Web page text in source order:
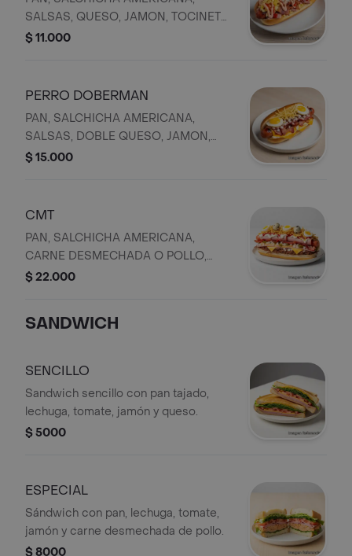
SALSAS, QUESO, JAMON, TOCINETA,
CEBOLLA, HUEVO DE CODORNIZ,
$ 11.000
PERRO DOBERMAN
PAN, SALCHICHA AMERICANA,
SALSAS, DOBLE QUESO, JAMON,
CEBOLLA, DOBLE TOCINETA, DOS
$ 15.000
CMT
PAN, SALCHICHA AMERICANA,
CARNE DESMECHADA O POLLO,
CEBOLLA, SALSAS, DOBLE QUESO,
PAPA RIPIO
$ 22.000
SANDWICH
SENCILLO
Sandwich sencillo con pan tajado,
lechuga, tomate, jamón y queso.
$ 5000
ESPECIAL
Sándwich con pan, lechuga, tomate,
jamón y carne desmechada de pollo.
$ 8000